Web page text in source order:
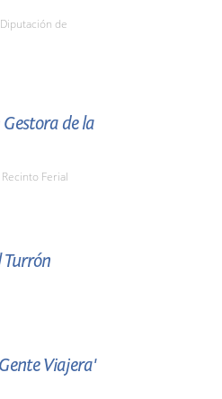
de
de la
Ferial
Turrón
Viajera'